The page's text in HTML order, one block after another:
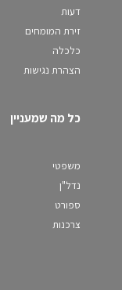
דעות
זירת המומחים
כלכלה
הצהרת נגישות
כל מה שמעניין
משפטי
נדל"ן
ספורט
צרכנות